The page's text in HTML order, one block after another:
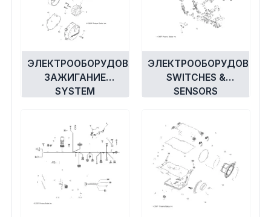
ЭЛЕКТРООБОРУДОВАНИЕ,
ЗАЖИГАНИЕ
SYSTEM
SWITCHES &
SENSORS